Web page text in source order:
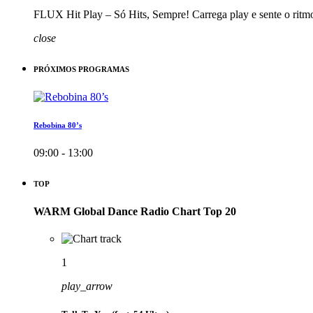
FLUX Hit Play – Só Hits, Sempre! Carrega play e sente o
close
PRÓXIMOS PROGRAMAS
Rebobina 80’s
09:00 - 13:00
TOP
WARM Global Dance Radio Chart Top 20
1
play_arrow